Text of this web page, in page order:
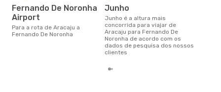
Fernando De Noronha
Airport
Para a rota de Aracaju a
Fernando De Noronha
junho
junho é a altura mais
concorrida para viajar de
Aracaju para Fernando De
Noronha de acordo com os
dados de pesquisa dos nossos
clientes